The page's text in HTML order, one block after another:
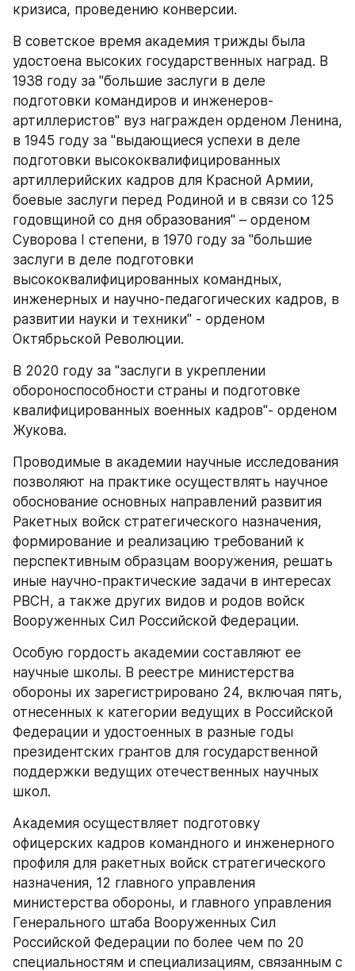
кризиса, проведению конверсии.
В советское время академия трижды была
удостоена высоких государственных наград. В
1938 году за "большие заслуги в деле
подготовки командиров и инженеров-
артиллеристов" вуз награжден орденом Ленина,
в 1945 году за "выдающиеся успехи в деле
подготовки высококвалифицированных
артиллерийских кадров для Красной Армии,
боевые заслуги перед Родиной и в связи со 125
годовщиной со дня образования" – орденом
Суворова I степени, в 1970 году за "большие
заслуги в деле подготовки
высококвалифицированных командных,
инженерных и научно-педагогических кадров, в
развитии науки и техники" - орденом
Октябрьской Революции.
В 2020 году за "заслуги в укреплении
обороноспособности страны и подготовке
квалифицированных военных кадров"- орденом
Жукова.
Проводимые в академии научные исследования
позволяют на практике осуществлять научное
обоснование основных направлений развития
Ракетных войск стратегического назначения,
формирование и реализацию требований к
перспективным образцам вооружения, решать
иные научно-практические задачи в интересах
РВСН, а также других видов и родов войск
Вооруженных Сил Российской Федерации.
Особую гордость академии составляют ее
научные школы. В реестре министерства
обороны их зарегистрировано 24, включая пять,
отнесенных к категории ведущих в Российской
Федерации и удостоенных в разные годы
президентских грантов для государственной
поддержки ведущих отечественных научных
школ.
Академия осуществляет подготовку
офицерских кадров командного и инженерного
профиля для ракетных войск стратегического
назначения, 12 главного управления
министерства обороны, и главного управления
Генерального штаба Вооруженных Сил
Российской Федерации по более чем по 20
специальностям и специализациям, связанным с